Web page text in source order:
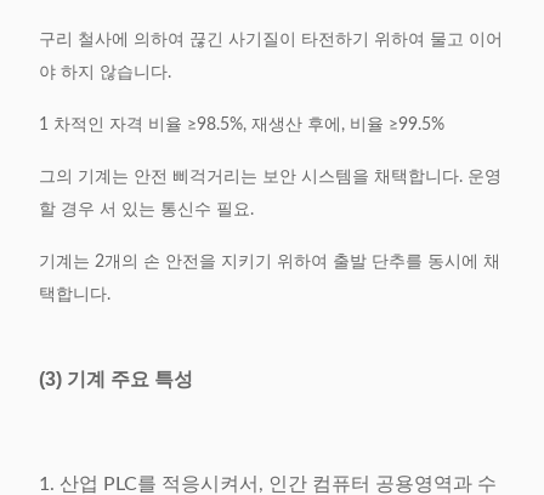
구리 철사에 의하여 끊긴 사기질이 타전하기 위하여 물고 이어
야 하지 않습니다.
1 차적인 자격 비율 ≥98.5%, 재생산 후에, 비율 ≥99.5%
그의 기계는 안전 삐걱거리는 보안 시스템을 채택합니다. 운영
할 경우 서 있는 통신수 필요.
기계는 2개의 손 안전을 지키기 위하여 출발 단추를 동시에 채
택합니다.
(3) 기계 주요 특성
1. 산업 PLC를 적응시켜서, 인간 컴퓨터 공용영역과 수